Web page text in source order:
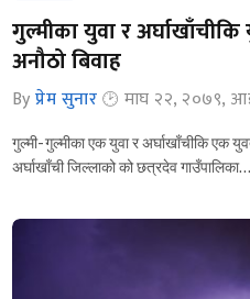
गुल्मीका युवा र
अनौठो बिवाह
By प्रेम सुनार माघ २२, २०७९,
गुल्मी- गुल्मीका एक युवा र अर्घाखाँचीकि एक
अर्घाखाँची जिल्लाको को छत्रदेव गाउँपालिका…